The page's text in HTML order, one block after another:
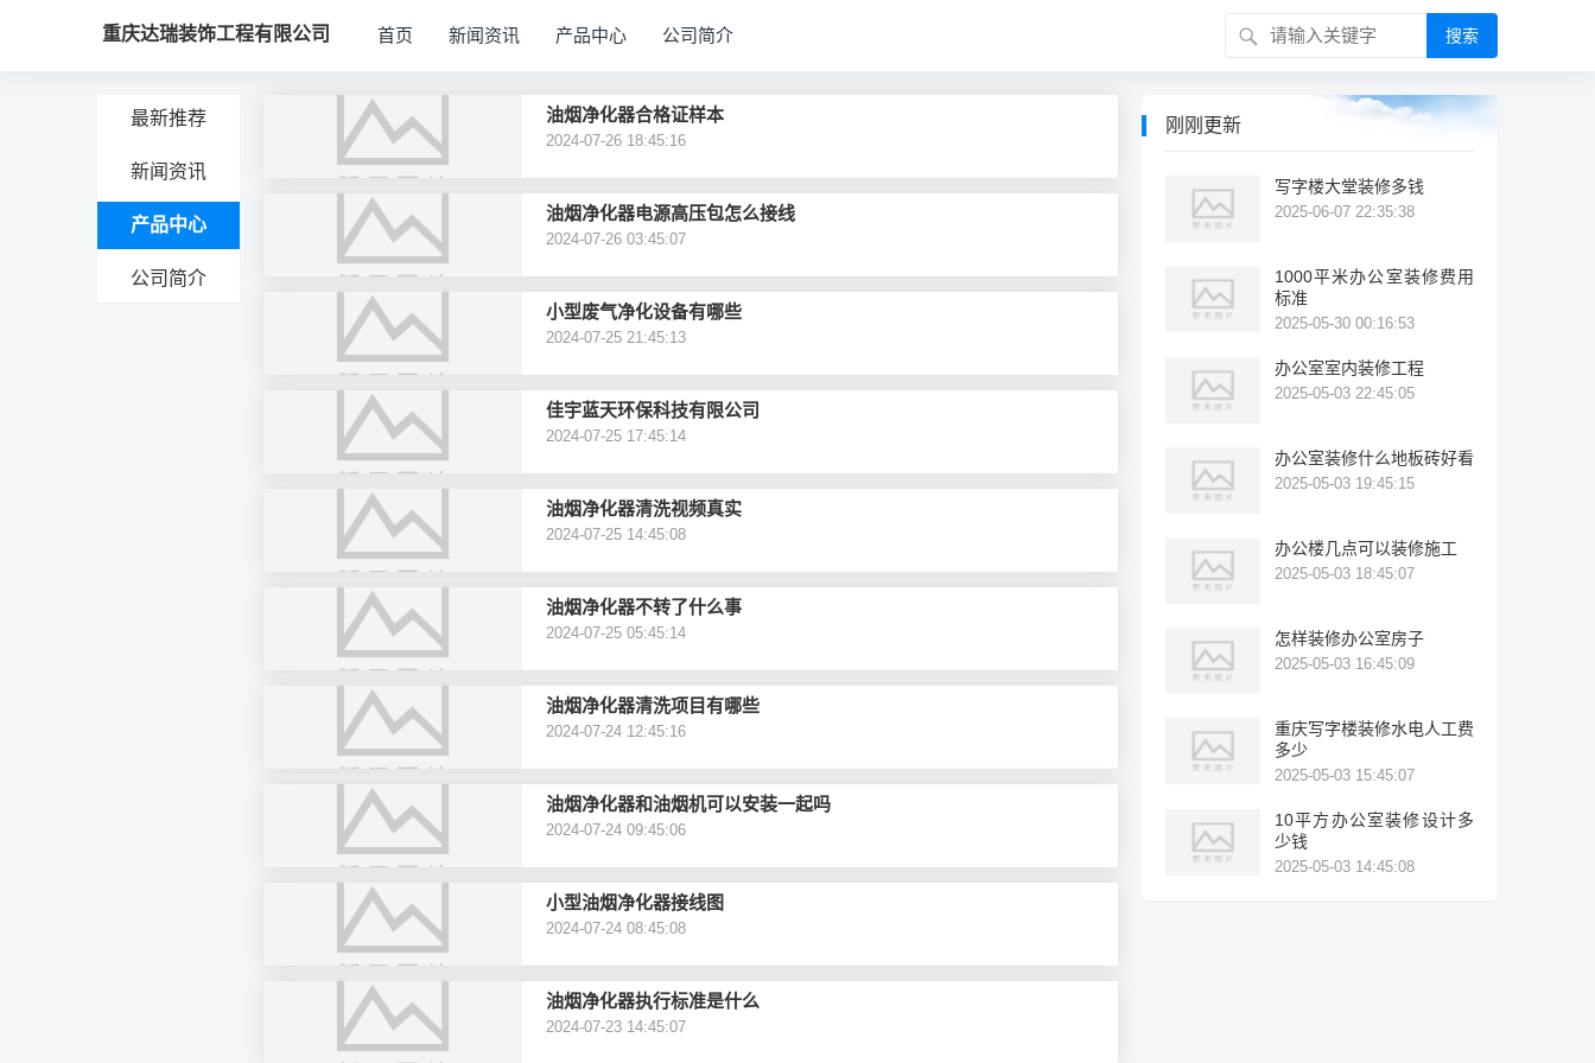
重庆达瑞装饰工程有限公司 首页 新闻资讯 产品中心 公司简介 搜索
最新推荐
新闻资讯
产品中心
公司简介
油烟净化器合格证样本
2024-07-26 18:45:16
油烟净化器电源高压包怎么接线
2024-07-26 03:45:07
小型废气净化设备有哪些
2024-07-25 21:45:13
佳宇蓝天环保科技有限公司
2024-07-25 17:45:14
油烟净化器清洗视频真实
2024-07-25 14:45:08
油烟净化器不转了什么事
2024-07-25 05:45:14
油烟净化器清洗项目有哪些
2024-07-24 12:45:16
油烟净化器和油烟机可以安装一起吗
2024-07-24 09:45:06
小型油烟净化器接线图
2024-07-24 08:45:08
油烟净化器执行标准是什么
2024-07-23 14:45:07
刚刚更新
写字楼大堂装修多钱
2025-06-07 22:35:38
1000平米办公室装修费用
标准
2025-05-30 00:16:53
办公室室内装修工程
2025-05-03 22:45:05
办公室装修什么地板砖好看
2025-05-03 19:45:15
办公楼几点可以装修施工
2025-05-03 18:45:07
怎样装修办公室房子
2025-05-03 16:45:09
重庆写字楼装修水电人工费
多少
2025-05-03 15:45:07
10平方办公室装修设计多
少钱
2025-05-03 14:45:08